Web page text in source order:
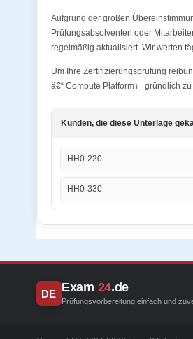
Aufgrund der großen
Prüfungsabsolventen oder
regelmäßig aktualisiert. Wir werten
Um Ihre Zertifizierungsprüfung
â€“ Compute Platform） gründlich
Kunden, die diese Unterlage
HH0-220
HH0-330
DE Exam 24.de
Prüfungsvorbereitung einfach und